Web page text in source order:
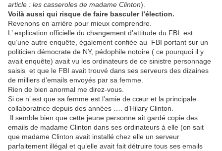
article : les casseroles de madame Clinton).
Voilà aussi qui risque de faire basculer l’élection.
Revenons en arrière pour mieux comprendre.
L’ explication officielle du changement d’attitude du FBI est
qu’une autre enquête, également confiée au FBI portant sur un
politicien démocrate de NY, pédophile notoire ( ce pourquoi il y
avait enquête) avait vu les ordinateurs de ce sinistre personnage
saisis et que le FBI avait trouvé dans ses serveurs des dizaines
de milliers d’emails envoyés par sa femme.
Rien de bien anormal me direz-vous.
Si ce n’ est que sa femme est l’amie de cœur et la principale
collaboratrice depuis des années …. d’Hilary Clinton.
Il semble bien que cette jeune personne ait gardé copie des
emails de madame Clinton dans ses ordinateurs à elle (on sait
que madame Clinton avait installé chez elle un serveur
parfaitement illégal et qu’elle avait fait détruire tous ses emails